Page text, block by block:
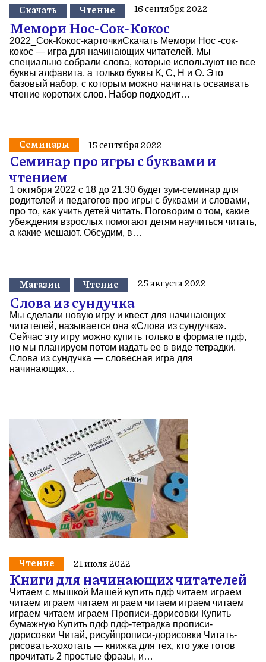
Скачать Чтение 16 сентября 2022
Мемори Нос-Сок-Кокос
2022_Сок-Кокос-карточкиСкачать Мемори Нос -сок-
кокос — игра для начинающих читателей. Мы
специально собрали слова, которые используют не все
буквы алфавита, а только буквы К, С, Н и О. Это
базовый набор, с которым можно начинать осваивать
чтение коротких слов. Набор подходит…
Семинары 15 сентября 2022
Семинар про игры с буквами и
чтением
1 октября 2022 с 18 до 21.30 будет зум-семинар для
родителей и педагогов про игры с буквами и словами,
про то, как учить детей читать. Поговорим о том, какие
убеждения взрослых помогают детям научиться читать,
а какие мешают. Обсудим, в…
Магазин Чтение 25 августа 2022
Слова из сундучка
Мы сделали новую игру и квест для начинающих
читателей, называется она «Слова из сундучка».
Сейчас эту игру можно купить только в формате пдф,
но мы планируем потом издать ее в виде тетрадки.
Слова из сундучка — словесная игра для
начинающих…
Чтение 21 июля 2022
Книги для начинающих читателей
Читаем с мышкой Машей купить пдф читаем играем
читаем играем читаем играем читаем играем читаем
играем читаем играем Прописи-дорисовки Купить
бумажную Купить пдф пдф-тетрадка прописи-
дорисовки Читай, рисуйпрописи-дорисовки Читать-
рисовать-хохотать — книжка для тех, кто уже готов
прочитать 2 простые фразы, и…